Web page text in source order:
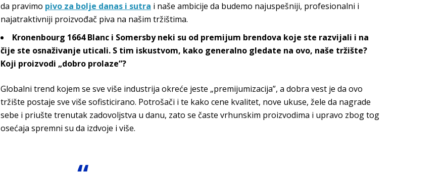
da pravimo pivo za bolje danas i sutra i naše ambicije da budemo najuspešniji, profesionalni i
najatraktivniji proizvođač piva na našim tržištima.
Kronenbourg 1664 Blanc i Somersby neki su od premijum brendova koje ste razvijali i na
čije ste osnaživanje uticali. S tim iskustvom, kako generalno gledate na ovo, naše tržište?
Koji proizvodi „dobro prolaze”?
Globalni trend kojem se sve više industrija okreće jeste „premijumizacija”, a dobra vest je da ovo
tržište postaje sve više sofisticirano. Potrošači i te kako cene kvalitet, nove ukuse, žele da nagrade
sebe i priušte trenutak zadovoljstva u danu, zato se časte vrhunskim proizvodima i upravo zbog tog
osećaja spremni su da izdvoje i više.